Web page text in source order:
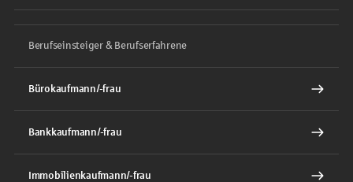
Berufseinsteiger & Berufserfahrene
Bürokaufmann/-frau
Bankkaufmann/-frau
Immobilienkaufmann/-frau